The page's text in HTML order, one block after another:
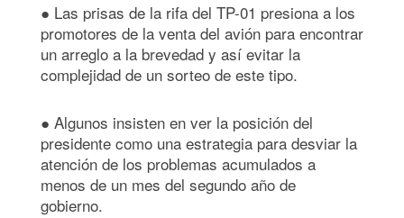
● Las prisas de la rifa del TP-01 presiona a los
promotores de la venta del avión para encontrar
un arreglo a la brevedad y así evitar la
complejidad de un sorteo de este tipo.
● Algunos insisten en ver la posición del
presidente como una estrategia para desviar la
atención de los problemas acumulados a
menos de un mes del segundo año de
gobierno.